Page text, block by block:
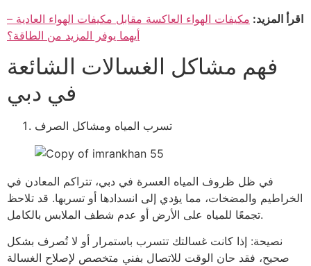
اقرأ المزيد: مكيفات الهواء العاكسة مقابل مكيفات الهواء العادية –
أيهما يوفر المزيد من الطاقة؟
فهم مشاكل الغسالات الشائعة
في دبي
تسرب المياه ومشاكل الصرف
في ظل ظروف المياه العسرة في دبي، تتراكم المعادن في
الخراطيم والمضخات، مما يؤدي إلى انسدادها أو تسربها. قد تلاحظ
تجمعًا للمياه على الأرض أو عدم شطف الملابس بالكامل.
نصيحة: إذا كانت غسالتك تتسرب باستمرار أو لا تُصرف بشكل
صحيح، فقد حان الوقت للاتصال بفني متخصص لإصلاح الغسالة